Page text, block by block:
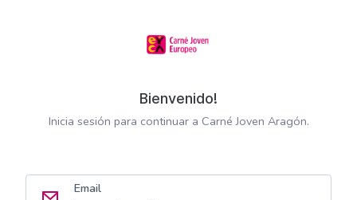
Bienvenido!
Inicia sesión para continuar a Carné Joven Aragón.
Email